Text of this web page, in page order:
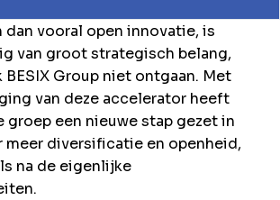
dan vooral open innovatie, is
van groot strategisch belang,
BESIX Group niet ontgaan. Met
van deze accelerator heeft
groep een nieuwe stap gezet in
meer diversificatie en openheid,
na de eigenlijke